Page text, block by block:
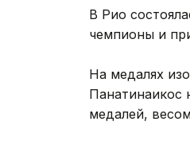
В Рио
чемпионы и
На медалях
Панатинаикос
медалей,